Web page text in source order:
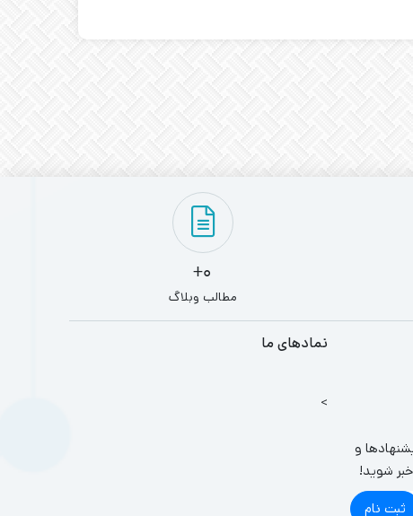
0+
مطالب وبلاگ
و
شوید!
ثبت نام
نمادهای ما
>